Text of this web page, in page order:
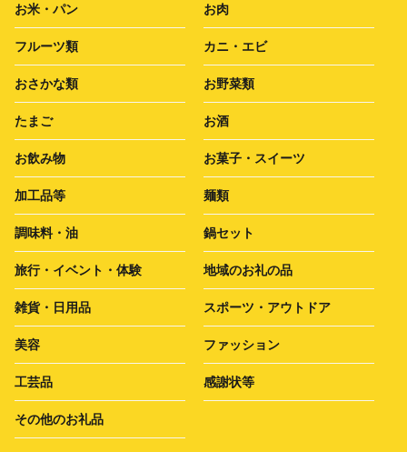
お米・パン お肉
フルーツ類 カニ・エビ
おさかな類 お野菜類
たまご お酒
お飲み物 お菓子・スイーツ
加工品等 麺類
調味料・油 鍋セット
旅行・イベント・体験 地域のお礼の品
雑貨・日用品 スポーツ・アウトドア
美容 ファッション
工芸品 感謝状等
その他のお礼品